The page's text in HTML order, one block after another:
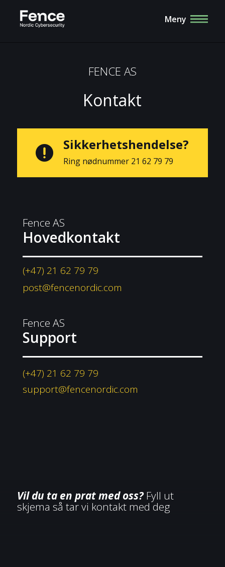
Meny
FENCE AS
Kontakt
 Sikkerhetshendelse?
Ring nødnummer 21 62 79 79
Fence AS
Hovedkontakt
(+47) 21 62 79 79
post@fencenordic.com
Fence AS
Support
(+47) 21 62 79 79
support@fencenordic.com
Vil du ta en prat med oss?Fyll ut
skjema så tar vi kontakt med deg